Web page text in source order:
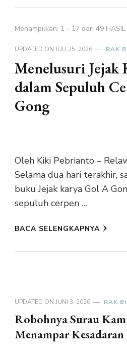
Menampilkan: 1 - 17 dari 49 HASIL
UPDATED ON JULI 25, 2026 RAK
Menelusuri Jejak
dalam Sepuluh
Gong
Oleh Kiki Pebrianto –
Selama dua hari terakhir,
buku Jejak karya Gol A
sepuluh cerpen …
BACA SELENGKAPNYA
UPDATED ON JUNI 3, 2026 RAK
Robohnya Surau
Menampar Kesadaran